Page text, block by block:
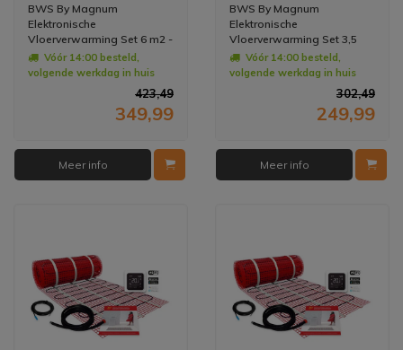
BWS By Magnum
Elektronische
Vloerverwarming Set 6 m2 -
900 Watt - Wifi
Thermostaat Zwart
Vóór 14:00 besteld,
volgende werkdag in huis
423,49
349,99
Meer info
BWS By Magnum
Elektronische
Vloerverwarming Set 3,5
m2 - 525 Watt - Wifi
Thermostaat Zwart
Vóór 14:00 besteld,
volgende werkdag in huis
302,49
249,99
Meer info